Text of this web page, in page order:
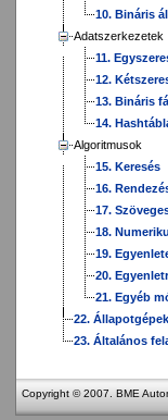
10. Bináris
Adatszerkezetek
11.
12.
13. Bináris
14.
Algoritmusok
15. Keresés
16.
17.
18.
19.
20.
21. Egyéb
22. Állapotgépek
23. Általános
Copyright © 2007. BME